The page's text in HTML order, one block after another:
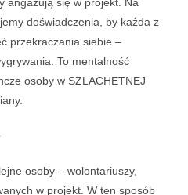
angażują się w projekt. Na
doświadczenia, by każda z
przekraczania siebie –
To mentalność
osoby w SZLACHETNEJ
osoby – wolontariuszy,
w projekt. W ten sposób